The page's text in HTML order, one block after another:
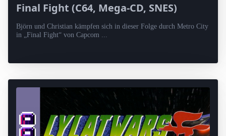
Final Fight (C64, Mega-CD, SNES)
Björn und Christian kämpfen sich in dieser Folge durch Metro City
in „Final Fight“ von Capcom ...